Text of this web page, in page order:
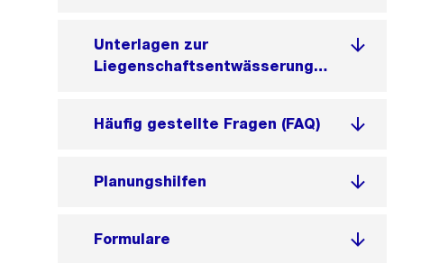
Unterlagen zur
Liegenschaftsentwässerung
Häufig gestellte Fragen (FAQ)
Planungshilfen
Formulare